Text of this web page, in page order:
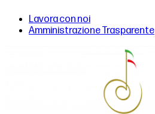
Lavora con noi
Amministrazione Trasparente